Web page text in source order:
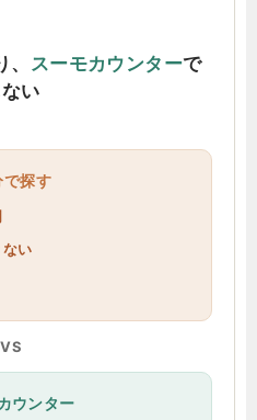
スーモカウンターで
い
で探す
い
VS
ウンター